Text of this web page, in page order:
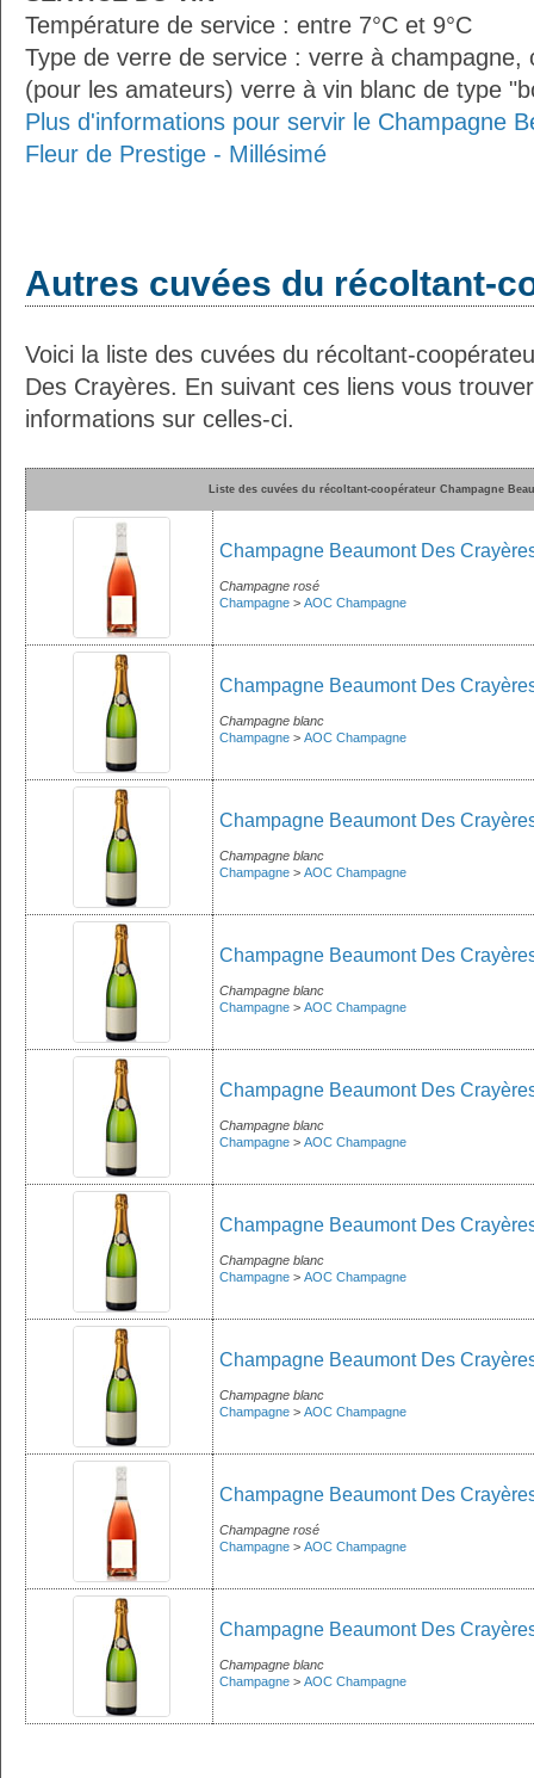
Température de service : entre 7°C et 9°C
Type de verre de service : verre à champagne,
(pour les amateurs) verre à vin blanc de type
Plus d'informations pour servir le Champagne
Fleur de Prestige - Millésimé
Autres cuvées du récoltant-
Voici la liste des cuvées du récoltant-
Des Crayères. En suivant ces liens vous
informations sur celles-ci.
Liste des cuvées du récoltant-coopérateur Champagne
Champagne Beaumont Des
Champagne rosé
Champagne > AOC Champagne
Champagne Beaumont Des
Champagne blanc
Champagne > AOC Champagne
Champagne Beaumont Des
Champagne blanc
Champagne > AOC Champagne
Champagne Beaumont Des
Champagne blanc
Champagne > AOC Champagne
Champagne Beaumont Des
Champagne blanc
Champagne > AOC Champagne
Champagne Beaumont Des
Champagne blanc
Champagne > AOC Champagne
Champagne Beaumont Des
Champagne blanc
Champagne > AOC Champagne
Champagne Beaumont Des
Champagne rosé
Champagne > AOC Champagne
Champagne Beaumont Des
Champagne blanc
Champagne > AOC Champagne